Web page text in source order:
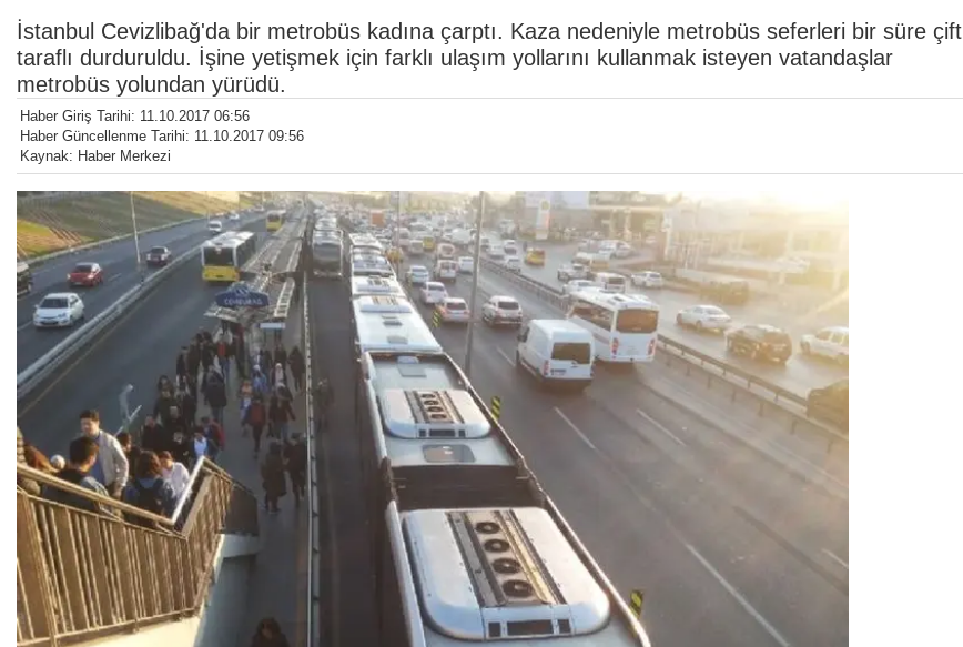
İstanbul Cevizlibağ'da bir metrobüs kadına çarptı. Kaza nedeniyle metrobüs seferleri bir süre çift
taraflı durduruldu. İşine yetişmek için farklı ulaşım yollarını kullanmak isteyen vatandaşlar
metrobüs yolundan yürüdü.
Haber Giriş Tarihi: 11.10.2017 06:56
Haber Güncellenme Tarihi: 11.10.2017 09:56
Kaynak: Haber Merkezi